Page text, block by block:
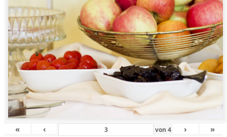
« ‹ von4 › »